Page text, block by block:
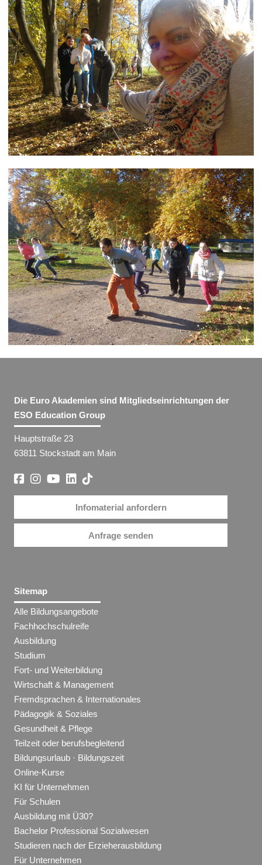
Die Euro Akademien sind Mitgliedseinrichtungen der
ESO Education Group
Hauptstraße 23
63811 Stockstadt am Main
Infomaterial anfordern
Anfrage senden
Sitemap
Alle Bildungsangebote
Fachhochschulreife
Ausbildung
Studium
Fort- und Weiterbildung
Wirtschaft & Management
Fremdsprachen & Internationales
Pädagogik & Soziales
Gesundheit & Pflege
Teilzeit oder berufsbegleitend
Bildungsurlaub · Bildungszeit
Online-Kurse
KI für Unternehmen
Für Schulen
Ausbildung mit Ü30?
Bachelor Professional Sozialwesen
Studieren nach der Erzieherausbildung
Für Unternehmen